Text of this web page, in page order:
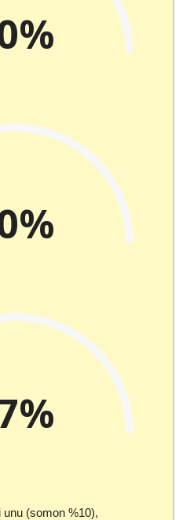
unu (somon %10),